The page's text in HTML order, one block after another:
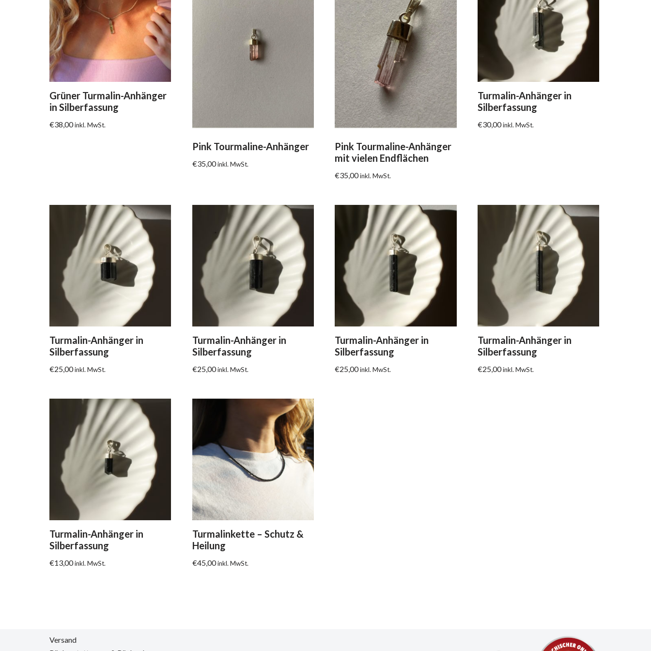
Grüner Turmalin-Anhänger
in Silberfassung
€38,00inkl. MwSt.
Pink Tourmaline-Anhänger
€35,00 inkl. MwSt.
Pink Tourmaline-Anhänger
mit vielen Endflächen
€35,00inkl. MwSt.
Turmalin-Anhänger in
Silberfassung
€30,00inkl. MwSt.
Turmalin-Anhänger in
Silberfassung
€25,00inkl. MwSt.
Turmalin-Anhänger in
Silberfassung
€25,00 inkl. MwSt.
Turmalin-Anhänger in
Silberfassung
€25,00inkl. MwSt.
Turmalin-Anhänger in
Silberfassung
€25,00inkl. MwSt.
Turmalin-Anhänger in
Silberfassung
€13,00inkl. MwSt.
Turmalinkette – Schutz &
Heilung
€45,00 inkl. MwSt.
Versand